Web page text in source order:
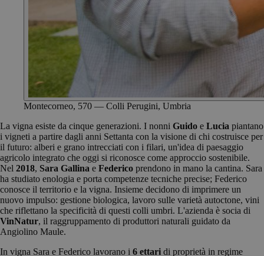
Montecorneo, 570 — Colli Perugini, Umbria
La vigna esiste da cinque generazioni. I nonni Guido e Lucia piantano
i vigneti a partire dagli anni Settanta con la visione di chi costruisce per
il futuro: alberi e grano intrecciati con i filari, un'idea di paesaggio
agricolo integrato che oggi si riconosce come approccio sostenibile.
Nel 2018, Sara Gallina e Federico prendono in mano la cantina. Sara
ha studiato enologia e porta competenze tecniche precise; Federico
conosce il territorio e la vigna. Insieme decidono di imprimere un
nuovo impulso: gestione biologica, lavoro sulle varietà autoctone, vini
che riflettano la specificità di questi colli umbri. L'azienda è socia di
VinNatur, il raggruppamento di produttori naturali guidato da
Angiolino Maule.
In vigna Sara e Federico lavorano i 6 ettari di proprietà in regime